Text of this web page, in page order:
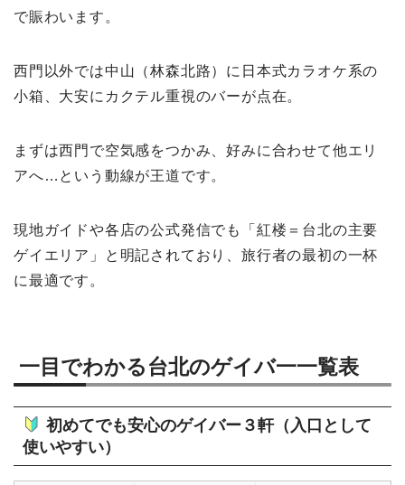
で賑わいます。
西門以外では中山（林森北路）に日本式カラオケ系の
小箱、大安にカクテル重視のバーが点在。
まずは西門で空気感をつかみ、好みに合わせて他エリ
アへ…という動線が王道です。
現地ガイドや各店の公式発信でも「紅楼＝台北の主要
ゲイエリア」と明記されており、旅行者の最初の一杯
に最適です。
一目でわかる台北のゲイバ一一覧表
初めてでも安心のゲイバー３軒（入口として
使いやすい）